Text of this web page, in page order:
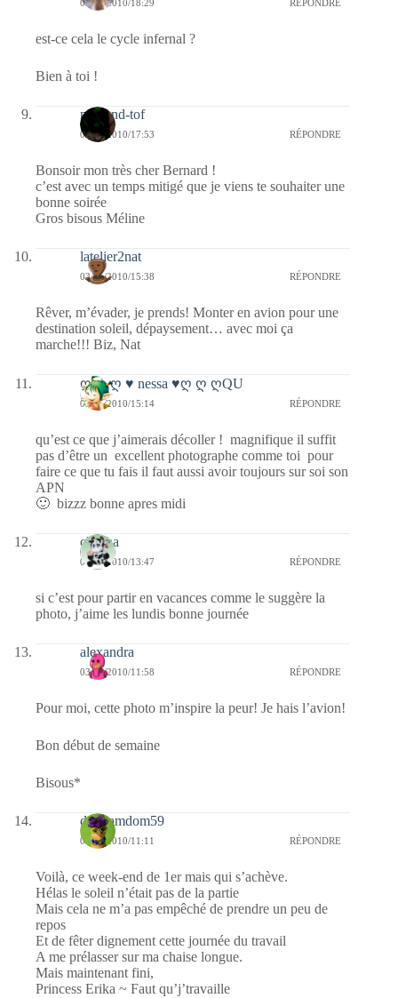
03/05/2010/18:29 RÉPONDRE
est-ce cela le cycle infernal ?
Bien à toi !
mel-and-tof
03/05/2010/17:53 RÉPONDRE
Bonsoir mon très cher Bernard !
c’est avec un temps mitigé que je viens te souhaiter une
bonne soirée
Gros bisous Méline
latelier2nat
03/05/2010/15:38 RÉPONDRE
Rêver, m’évader, je prends! Monter en avion pour une
destination soleil, dépaysement… avec moi ça
marche!!! Biz, Nat
ღ ღ ღ ♥ nessa ♥ღ ღ ღQU
03/05/2010/15:14 RÉPONDRE
qu’est ce que j’aimerais décoller ! magnifique il suffit
pas d’être un excellent photographe comme toi pour
faire ce que tu fais il faut aussi avoir toujours sur soi son
APN
🙂 bizzz bonne apres midi
chacha
03/05/2010/13:47 RÉPONDRE
si c’est pour partir en vacances comme le suggère la
photo, j’aime les lundis bonne journée
alexandra
03/05/2010/11:58 RÉPONDRE
Pour moi, cette photo m’inspire la peur! Je hais l’avion!
Bon début de semaine
Bisous*
dimdamdom59
03/05/2010/11:11 RÉPONDRE
Voilà, ce week-end de 1er mais qui s’achève.
Hélas le soleil n’était pas de la partie
Mais cela ne m’a pas empêché de prendre un peu de
repos
Et de fêter dignement cette journée du travail
A me prélasser sur ma chaise longue.
Mais maintenant fini,
Princess Erika ~ Faut qu’j’travaille